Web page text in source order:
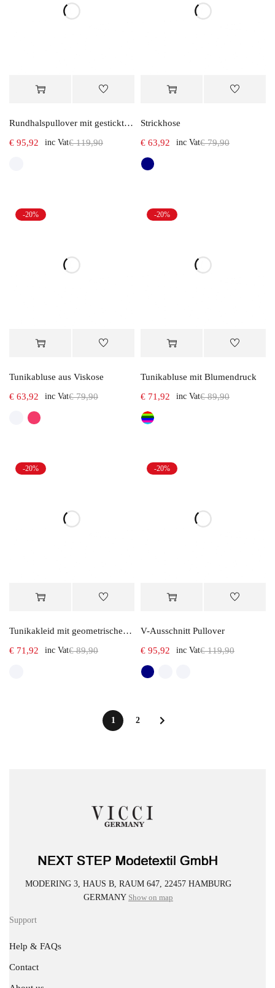
Rundhalspullover mit gestickten Motiven
€119,90
€ 95,92 inc Vat
Strickhose
€79,90
€ 63,92 inc Vat
-20%
Tunikabluse aus Viskose
€79,90
€ 63,92 inc Vat
-20%
Tunikabluse mit Blumendruck
€89,90
€ 71,92 inc Vat
-20%
Tunikakleid mit geometrischem Druck
€89,90
€ 71,92 inc Vat
-20%
V-Ausschnitt Pullover
€119,90
€ 95,92 inc Vat
1 2
MODERING 3, HAUS B, RAUM 647, 22457 HAMBURG
GERMANY Show on map
Support
Help & FAQs
Contact